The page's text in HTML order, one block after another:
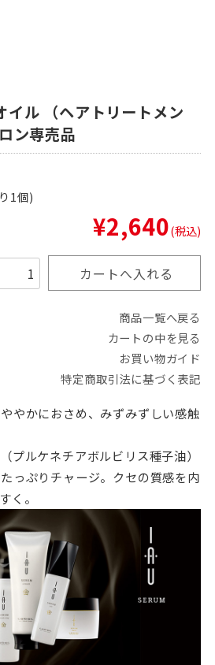
イル （ヘアトリートメン
ン専売品
1個)
¥2,640(税込)
商品一覧へ戻る
カートの中を見る
お買い物ガイド
特定商取引法に基づく表記
やかにおさめ、みずみずしい感触
プルケネチアボルビリス種子油）
っぷりチャージ。クセの質感を内
く。